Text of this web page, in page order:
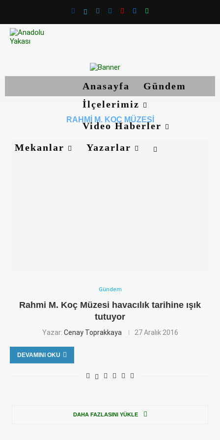
Anasayfa
Gündem
İlçelerimiz
Video Haberler
Mekanlar
Yazarlar
RAHMI M. KOÇ MÜZESI
Gündem
Rahmi M. Koç Müzesi havacılık tarihine ışık
tutuyor
Yazar: Cenay Toprakkaya 27 Aralık 2016
DEVAMINI OKU
DAHA FAZLASINI YÜKLE